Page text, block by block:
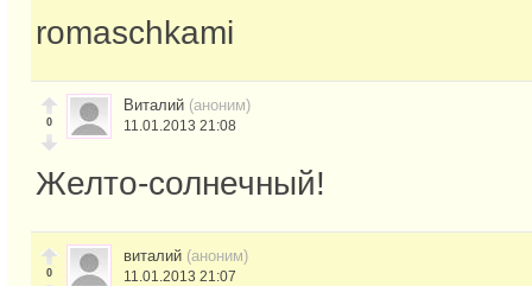
romaschkami
0
Виталий (аноним)
11.01.2013 21:08
Желто-солнечный!
0
виталий (аноним)
11.01.2013 21:07